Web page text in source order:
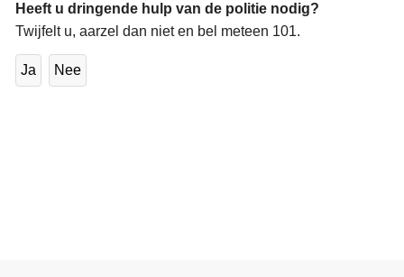
Heeft u dringende hulp van de politie nodig?
Twijfelt u, aarzel dan niet en bel meteen 101.
Ja Nee